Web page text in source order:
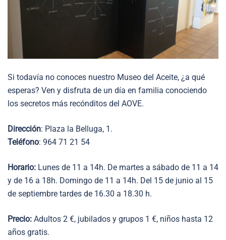
Si todavía no conoces nuestro Museo del Aceite, ¿a qué
esperas? Ven y disfruta de un día en familia conociendo
los secretos más recónditos del AOVE.
Dirección: Plaza la Belluga, 1.
Teléfono: 964 71 21 54
Horario: Lunes de 11 a 14h. De martes a sábado de 11 a 14
y de 16 a 18h. Domingo de 11 a 14h. Del 15 de junio al 15
de septiembre tardes de 16.30 a 18.30 h.
Precio: Adultos 2 €, jubilados y grupos 1 €, niños hasta 12
años gratis.